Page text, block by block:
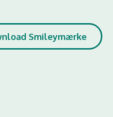
Smileymærke